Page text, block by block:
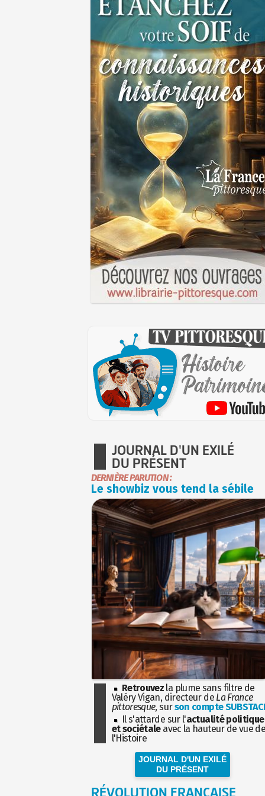
JOURNAL D'UN EXILÉ
DU PRÉSENT
DERNIÈRE PARUTION :
Le showbiz vous tend la sébile
Retrouvez la plume sans filtre de
Valéry Vigan, directeur de La France
pittoresque, surson compte
Il s'attarde sur l'actualité politique
et sociétaleavec la hauteur de vue
l'Histoire
JOURNAL D'UN EXILÉ
DU PRÉSENT
RÉVOLUTION FRANÇAISE